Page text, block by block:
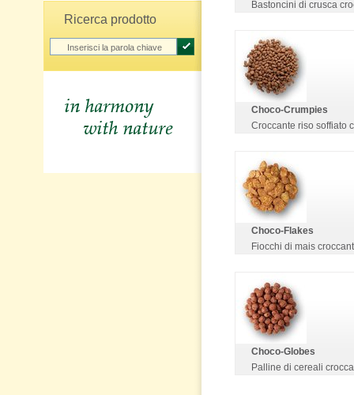
Ricerca prodotto
Bastoncini di crusca
Choco-Crumpies
Croccante riso soffiato
Choco-Flakes
Fiocchi di mais
Choco-Globes
Palline di cereali